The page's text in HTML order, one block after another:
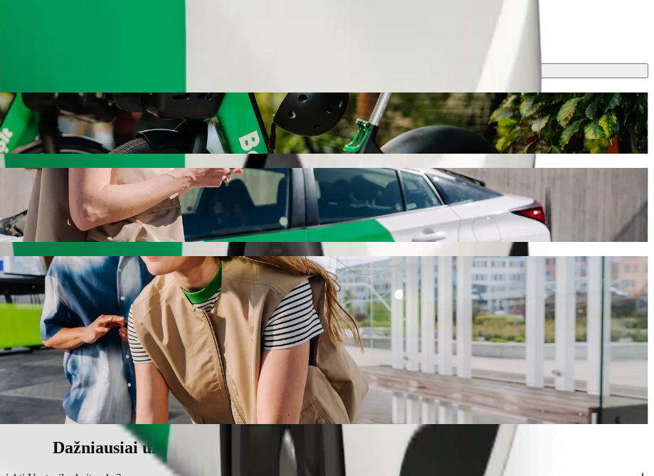
skeitparks keliaukite su „Bolt“
pavėžėjimo paslaugas. Su „Bolt“ kelionė truks apie 6 min. ir kainuos maždaug 5,90 € EUR. Kad ir kokia proga bebūtų, rasime jums
- Ventspils į Ventspils skeitparks
vaikui.
priemonių, pritaikytų vežimėliui (Pritaikyta vežimėliui).
– kainuos mažiau.
Dažniausiai užduodami klausimai